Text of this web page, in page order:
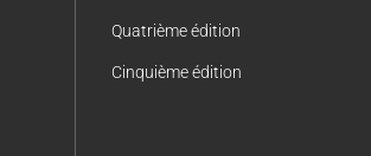
Quatrième édition
Cinquième édition